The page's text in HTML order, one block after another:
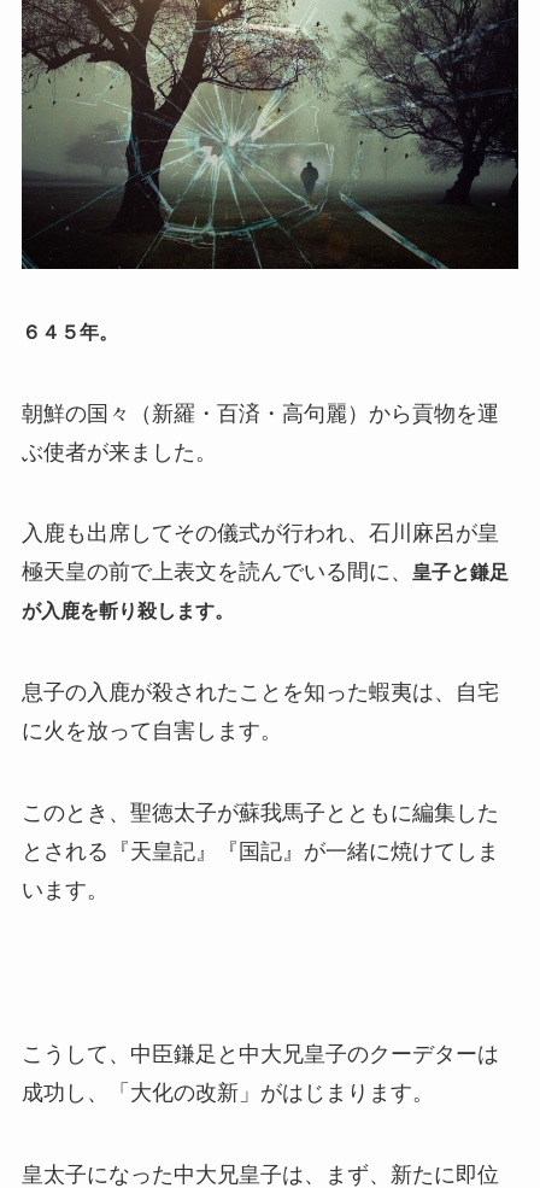
６４５年。
朝鮮の国々（新羅・百済・高句麗）から貢物を運
ぶ使者が来ました。
入鹿も出席してその儀式が行われ、石川麻呂が皇
極天皇の前で上表文を読んでいる間に、
皇子と鎌足
が入鹿を斬り殺します。
息子の入鹿が殺されたことを知った蝦夷は、自宅
に火を放って自害します。
このとき、聖徳太子が蘇我馬子とともに編集した
とされる『天皇記』『国記』が一緒に焼けてしま
います。
こうして、中臣鎌足と中大兄皇子のクーデターは
成功し、「大化の改新」がはじまります。
皇太子になった中大兄皇子は、まず、新たに即位